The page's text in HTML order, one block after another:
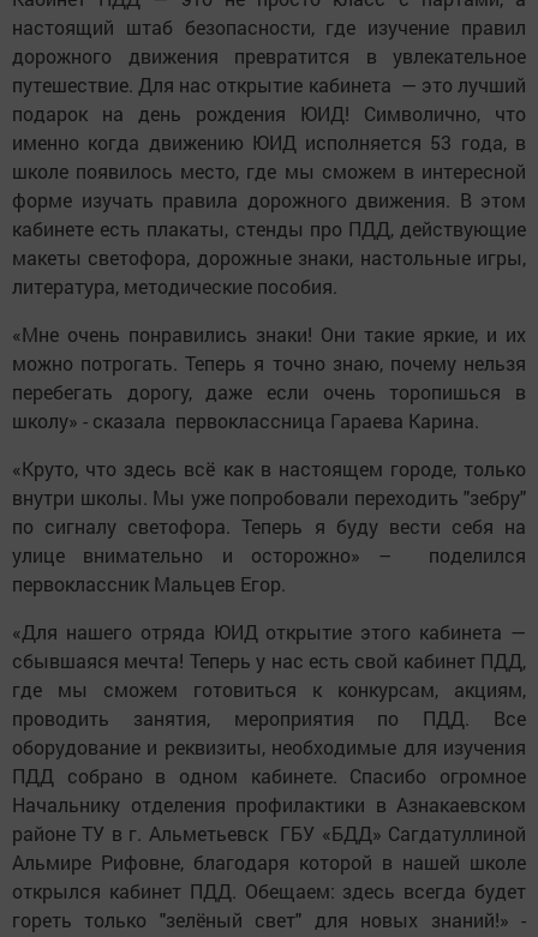
настоящий штаб безопасности, где изучение правил
дорожного движения превратится в увлекательное
путешествие. Для нас открытие кабинета — это лучший
подарок на день рождения ЮИД! Символично, что
именно когда движению ЮИД исполняется 53 года, в
школе появилось место, где мы сможем в интересной
форме изучать правила дорожного движения. В этом
кабинете есть плакаты, стенды про ПДД, действующие
макеты светофора, дорожные знаки, настольные игры,
литература, методические пособия.
«Мне очень понравились знаки! Они такие яркие, и их
можно потрогать. Теперь я точно знаю, почему нельзя
перебегать дорогу, даже если очень торопишься в
школу» - сказала первоклассница Гараева Карина.
«Круто, что здесь всё как в настоящем городе, только
внутри школы. Мы уже попробовали переходить "зебру"
по сигналу светофора. Теперь я буду вести себя на
улице внимательно и осторожно» – поделился
первоклассник Мальцев Егор.
«Для нашего отряда ЮИД открытие этого кабинета —
сбывшаяся мечта! Теперь у нас есть свой кабинет ПДД,
где мы сможем готовиться к конкурсам, акциям,
проводить занятия, мероприятия по ПДД. Все
оборудование и реквизиты, необходимые для изучения
ПДД собрано в одном кабинете. Спасибо огромное
Начальнику отделения профилактики в Азнакаевском
районе ТУ в г. Альметьевск ГБУ «БДД» Сагдатуллиной
Альмире Рифовне, благодаря которой в нашей школе
открылся кабинет ПДД. Обещаем: здесь всегда будет
гореть только "зелёный свет" для новых знаний!» -